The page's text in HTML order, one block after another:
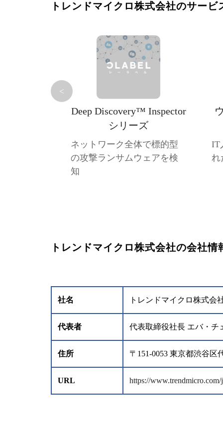
トレンドマイクロ株式会社のサービ
Deep Discovery™ Inspector
シリーズ
ネットワーク全体で標的型
の攻撃ランサムウェアを検
知
IT
れ
<
トレンドマイクロ株式会社の会社情
社名 トレンドマイクロ株式会
代表者 代表取締役社長 エバ・チ
住所 〒151-0053 東京都渋谷
URL https://